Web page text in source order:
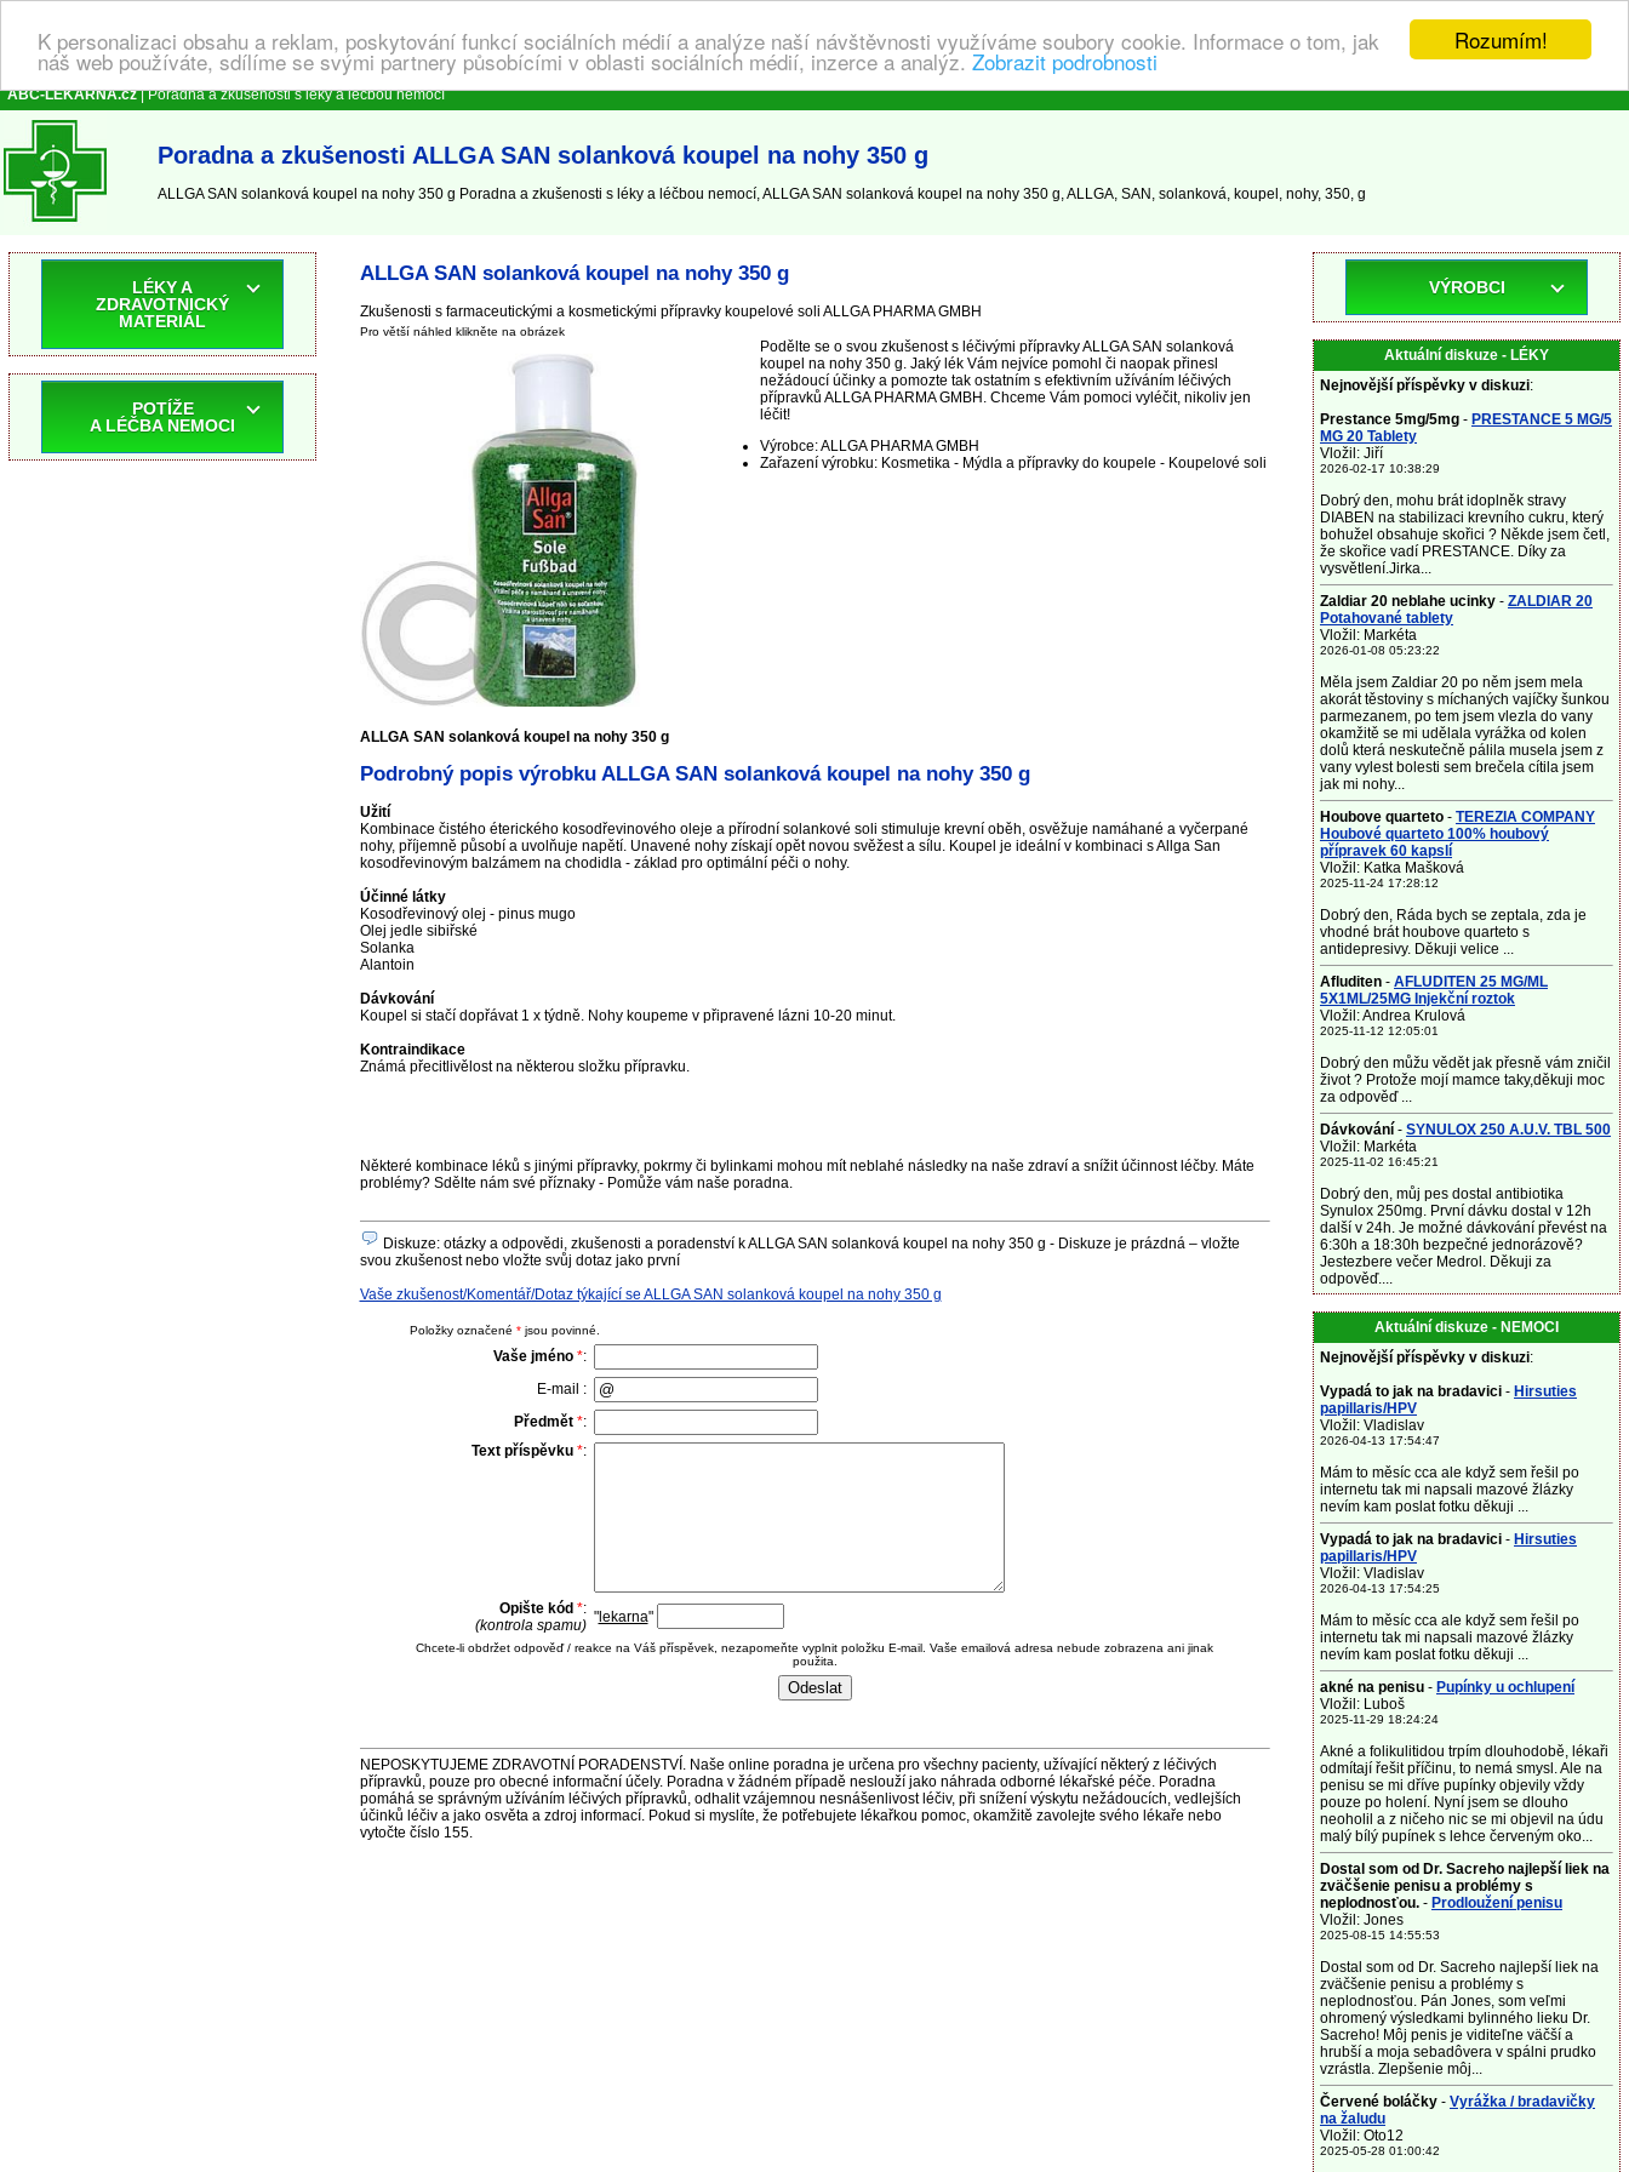
Rozumím!
K personalizaci obsahu a reklam, poskytování funkcí sociálních médií a analýze naší návštěvnosti využíváme soubory cookie. Informace o tom, jak
náš web používáte, sdílíme se svými partnery působícími v oblasti sociálních médií, inzerce a analýz. Zobrazit podrobnosti
ABC-LEKARNA.cz| Poradna a zkušenosti s léky a léčbou nemocí
Poradna a zkušenosti ALLGA SAN solanková koupel na nohy 350 g
ALLGA SAN solanková koupel na nohy 350 g Poradna a zkušenosti s léky a léčbou nemocí, ALLGA SAN solanková koupel na nohy 350 g, ALLGA, SAN, solanková, koupel, nohy, 350, g
ALLGA SAN solanková koupel na nohy 350 g
Zkušenosti s farmaceutickými a kosmetickými přípravky koupelové soli ALLGA PHARMA GMBH
Pro větší náhled klikněte na obrázek
Podělte se o svou zkušenost s léčivými přípravky ALLGA SAN solanková
koupel na nohy 350 g. Jaký lék Vám nejvíce pomohl či naopak přinesl
nežádoucí účinky a pomozte tak ostatním s efektivním užíváním léčivých
přípravků ALLGA PHARMA GMBH. Chceme Vám pomoci vyléčit, nikoliv jen
léčit!
Výrobce: ALLGA PHARMA GMBH
Zařazení výrobku: Kosmetika - Mýdla a přípravky do koupele - Koupelové soli
ALLGA SAN solanková koupel na nohy 350 g
Podrobný popis výrobku ALLGA SAN solanková koupel na nohy 350 g
Užití
Kombinace čistého éterického kosodřevinového oleje a přírodní solankové soli stimuluje krevní oběh, osvěžuje namáhané a vyčerpané
nohy, příjemně působí a uvolňuje napětí. Unavené nohy získají opět novou svěžest a sílu. Koupel je ideální v kombinaci s Allga San
kosodřevinovým balzámem na chodidla - základ pro optimální péči o nohy.
Účinné látky
Kosodřevinový olej - pinus mugo
Olej jedle sibiřské
Solanka
Alantoin
Dávkování
Koupel si stačí dopřávat 1 x týdně. Nohy koupeme v připravené lázni 10-20 minut.
Kontraindikace
Známá přecitlivělost na některou složku přípravku.
Některé kombinace léků s jinými přípravky, pokrmy či bylinkami mohou mít neblahé následky na naše zdraví a snížit účinnost léčby. Máte
problémy? Sdělte nám své příznaky - Pomůže vám naše poradna.
Diskuze: otázky a odpovědi, zkušenosti a poradenství k ALLGA SAN solanková koupel na nohy 350 g - Diskuze je prázdná – vložte
svou zkušenost nebo vložte svůj dotaz jako první
Vaše zkušenost/Komentář/Dotaz týkající se ALLGA SAN solanková koupel na nohy 350 g
Položky označené *jsou povinné.
Vaše jméno *:
E-mail :
Předmět *:
Text příspěvku *:
Opište kód *:
(kontrola spamu) "lekarna"
Chcete-li obdržet odpověď / reakce na Váš příspěvek, nezapomeňte vyplnit položku E-mail. Vaše emailová adresa nebude zobrazena ani jinak
použita.
NEPOSKYTUJEME ZDRAVOTNÍ PORADENSTVÍ. Naše online poradna je určena pro všechny pacienty, užívající některý z léčivých
přípravků, pouze pro obecné informační účely. Poradna v žádném případě neslouží jako náhrada odborné lékařské péče. Poradna
pomáhá se správným užíváním léčivých přípravků, odhalit vzájemnou nesnášenlivost léčiv, při snížení výskytu nežádoucích, vedlejších
účinků léčiv a jako osvěta a zdroj informací. Pokud si myslíte, že potřebujete lékařkou pomoc, okamžitě zavolejte svého lékaře nebo
vytočte číslo 155.
LÉKY A
ZDRAVOTNICKÝ
MATERIÁL
POTÍŽE
A LÉČBA NEMOCI
VÝROBCI
Aktuální diskuze - LÉKY
Nejnovější příspěvky v diskuzi:
Prestance 5mg/5mg - PRESTANCE 5 MG/5
MG 20 Tablety
Vložil: Jiří
2026-02-17 10:38:29
Dobrý den, mohu brát idoplněk stravy
DIABEN na stabilizaci krevního cukru, který
bohužel obsahuje skořici ? Někde jsem četl,
že skořice vadí PRESTANCE. Díky za
vysvětlení.Jirka...
Zaldiar 20 neblahe ucinky - ZALDIAR 20
Potahované tablety
Vložil: Markéta
2026-01-08 05:23:22
Měla jsem Zaldiar 20 po něm jsem mela
akorát těstoviny s míchaných vajíčky šunkou
parmezanem, po tem jsem vlezla do vany
okamžitě se mi udělala vyrážka od kolen
dolů která neskutečně pálila musela jsem z
vany vylest bolesti sem brečela cítila jsem
jak mi nohy...
Houbove quarteto - TEREZIA COMPANY
Houbové quarteto 100% houbový
přípravek 60 kapslí
Vložil: Katka Mašková
2025-11-24 17:28:12
Dobrý den, Ráda bych se zeptala, zda je
vhodné brát houbove quarteto s
antidepresivy. Děkuji velice ...
Afluditen - AFLUDITEN 25 MG/ML
5X1ML/25MG Injekční roztok
Vložil: Andrea Krulová
2025-11-12 12:05:01
Dobrý den můžu vědět jak přesně vám zničil
život ? Protože mojí mamce taky,děkuji moc
za odpověď ...
Dávkování - SYNULOX 250 A.U.V. TBL 500
Vložil: Markéta
2025-11-02 16:45:21
Dobrý den, můj pes dostal antibiotika
Synulox 250mg. První dávku dostal v 12h
další v 24h. Je možné dávkování převést na
6:30h a 18:30h bezpečné jednorázově?
Jestezbere večer Medrol. Děkuji za
odpověď....
Aktuální diskuze - NEMOCI
Nejnovější příspěvky v diskuzi:
Vypadá to jak na bradavici - Hirsuties
papillaris/HPV
Vložil: Vladislav
2026-04-13 17:54:47
Mám to měsíc cca ale když sem řešil po
internetu tak mi napsali mazové žlázky
nevím kam poslat fotku děkuji ...
Vypadá to jak na bradavici - Hirsuties
papillaris/HPV
Vložil: Vladislav
2026-04-13 17:54:25
Mám to měsíc cca ale když sem řešil po
internetu tak mi napsali mazové žlázky
nevím kam poslat fotku děkuji ...
akné na penisu - Pupínky u ochlupení
Vložil: Luboš
2025-11-29 18:24:24
Akné a folikulitidou trpím dlouhodobě, lékaři
odmítají řešit příčinu, to nemá smysl. Ale na
penisu se mi dříve pupínky objevily vždy
pouze po holení. Nyní jsem se dlouho
neoholil a z ničeho nic se mi objevil na údu
malý bílý pupínek s lehce červeným oko...
Dostal som od Dr. Sacreho najlepší liek na
zväčšenie penisu a problémy s
neplodnosťou. - Prodloužení penisu
Vložil: Jones
2025-08-15 14:55:53
Dostal som od Dr. Sacreho najlepší liek na
zväčšenie penisu a problémy s
neplodnosťou. Pán Jones, som veľmi
ohromený výsledkami bylinného lieku Dr.
Sacreho! Môj penis je viditeľne väčší a
hrubší a moja sebadôvera v spálni prudko
vzrástla. Zlepšenie môj...
Červené boláčky - Vyrážka / bradavičky
na žaludu
Vložil: Oto12
2025-05-28 01:00:42